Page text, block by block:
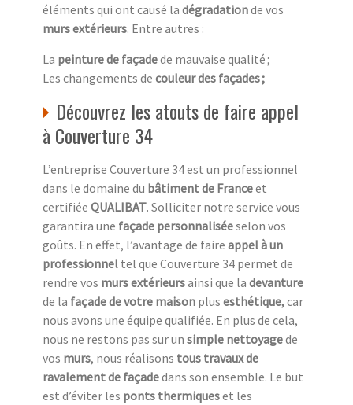
éléments qui ont causé la dégradationde vos
murs extérieurs. Entre autres :
La peinture de façadede mauvaise qualité ;
Les changements de couleur des façades ;
Découvrez les atouts de faire appel
à Couverture 34
L’entreprise Couverture 34 est un professionnel
dans le domaine du bâtiment de Franceet
certifiée QUALIBAT. Solliciter notre service vous
garantira une façade personnaliséeselon vos
goûts. En effet, l’avantage de faire appel à un
professionnel tel que Couverture 34 permet de
rendre vos murs extérieursainsi que la devanture
de la façade de votre maison plus esthétique,car
nous avons une équipe qualifiée. En plus de cela,
nous ne restons pas sur un simple nettoyagede
vos murs, nous réalisons tous travaux de
ravalement de façadedans son ensemble. Le but
est d’éviter les ponts thermiqueset les